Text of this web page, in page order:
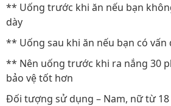
** Uống trước khi ăn nếu bạn
dày
** Uống sau khi ăn nếu bạn có vấn
** Nên uống trước khi ra nắng 30
bảo vệ tốt hơn
Đối tượng sử dụng – Nam, nữ từ